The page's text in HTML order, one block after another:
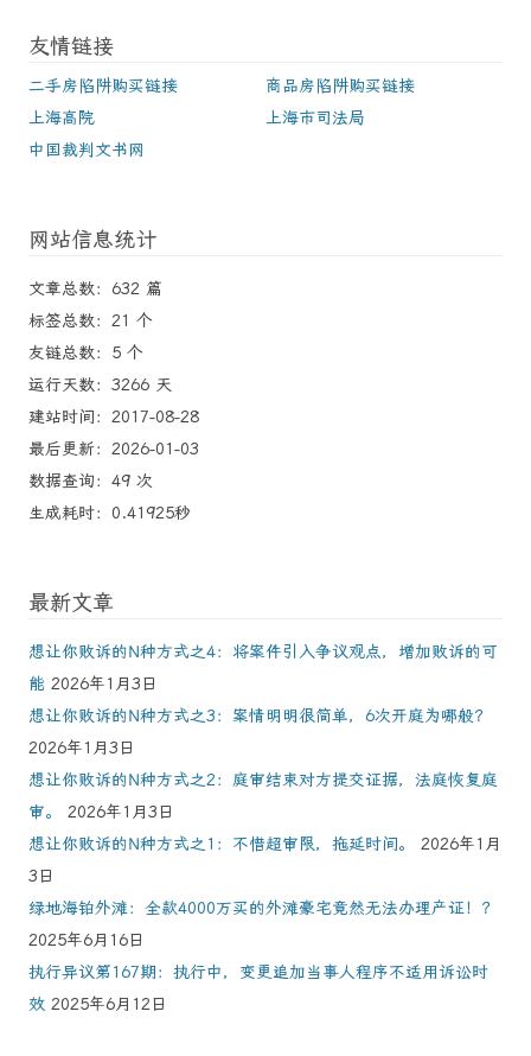
友情链接
二手房陷阱购买链接
商品房陷阱购买链接
上海高院
上海市司法局
中国裁判文书网
网站信息统计
文章总数：632 篇
标签总数：21 个
友链总数：5 个
运行天数：3266 天
建站时间：2017-08-28
最后更新：2026-01-03
数据查询：49 次
生成耗时：0.41925秒
最新文章
想让你败诉的N种方式之4：将案件引入争议观点，增加败诉的可
能 2026年1月3日
想让你败诉的N种方式之3：案情明明很简单，6次开庭为哪般？
2026年1月3日
想让你败诉的N种方式之2：庭审结束对方提交证据，法庭恢复庭
审。
2026年1月3日
想让你败诉的N种方式之1：不惜超审限，拖延时间。
2026年1月
3日
绿地海铂外滩：全款4000万买的外滩豪宅竟然无法办理产证！？
2025年6月16日
执行异议第167期：执行中，变更追加当事人程序不适用诉讼时
效 2025年6月12日